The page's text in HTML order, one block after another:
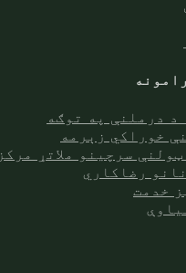
د درملنې په توګه
خوراکي زېرمه
سرچینو ملاتړ مرکز
رضاکاري
خدمت